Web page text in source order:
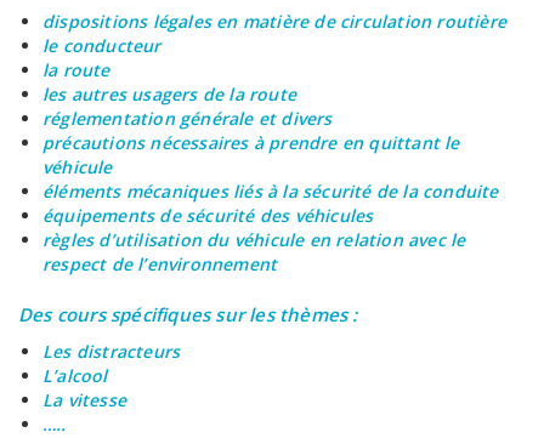
dispositions légalesen matière de circulation routière
le conducteur
la route
les autres usagers de la route
réglementationgénérale et divers
précautionsnécessaires à prendre en quittant le
véhicule
éléments mécaniquesliés à la sécurité de la conduite
équipements de sécuritédes véhicules
règles d’utilisation du véhicule en relation avec le
respect de l’environnement
Des cours spécifiques sur les thèmes :
Les distracteurs
L’alcool
La vitesse
…..